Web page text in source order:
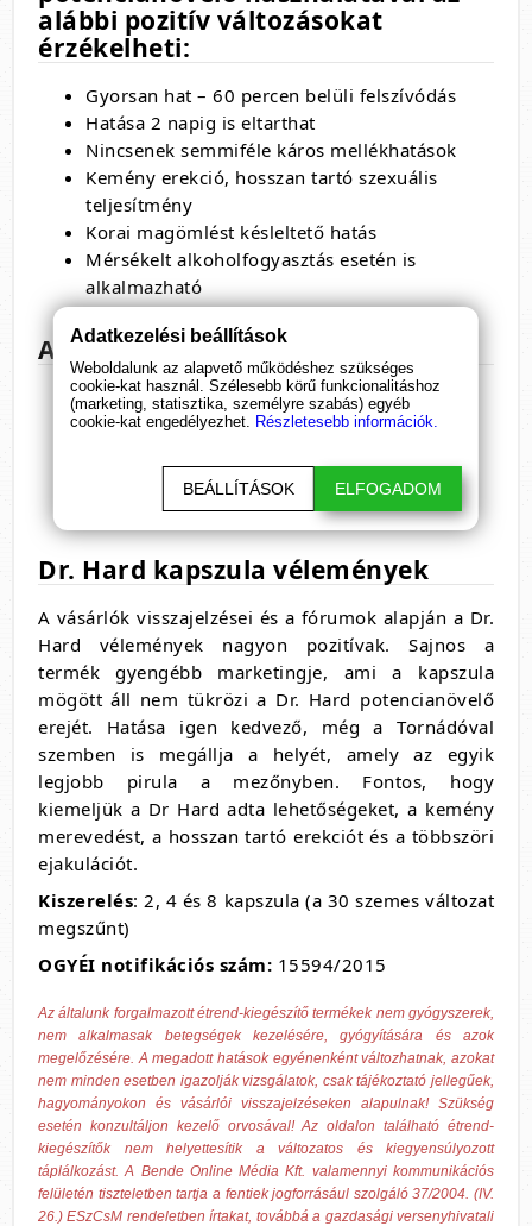
alábbi pozitív változásokat
érzékelheti:
Gyorsan hat – 60 percen belüli felszívódás
Hatása 2 napig is eltarthat
Nincsenek semmiféle káros mellékhatások
Kemény erekció, hosszan tartó szexuális
teljesítmény
Korai magömlést késleltető hatás
Mérsékelt alkoholfogyasztás esetén is
alkalmazható
A Dr Hard összetevői:
Ginzeng (Panax Ginseng) - 100mg
Barnamustár (Brassica Juncea) - 80mg
Fahéj (Cinnamomum Cassia) - 40mg
Golgotavirág (Passiflora Incarnata) - 30mg
Dr. Hard kapszula vélemények
A vásárlók visszajelzései és a fórumok alapján a Dr.
Hard vélemények nagyon pozitívak. Sajnos a
termék gyengébb marketingje, ami a kapszula
mögött áll nem tükrözi a Dr. Hard potencianövelő
erejét. Hatása igen kedvező, még a Tornádóval
szemben is megállja a helyét, amely az egyik
legjobb pirula a mezőnyben. Fontos, hogy
kiemeljük a Dr Hard adta lehetőségeket, a kemény
merevedést, a hosszan tartó erekciót és a többszöri
ejakulációt.
Kiszerelés: 2, 4 és 8 kapszula (a 30 szemes változat
megszűnt)
OGYÉI notifikációs szám: 15594/2015
Az általunk forgalmazott étrend-kiegészítő termékek nem gyógyszerek,
nem alkalmasak betegségek kezelésére, gyógyítására és azok
megelőzésére. A megadott hatások egyénenként változhatnak, azokat
nem minden esetben igazolják vizsgálatok, csak tájékoztató jellegűek,
hagyományokon és vásárlói visszajelzéseken alapulnak! Szükség
esetén konzultáljon kezelő orvosával! Az oldalon található étrend-
kiegészítők nem helyettesítik a változatos és kiegyensúlyozott
táplálkozást. A Bende Online Média Kft. valamennyi kommunikációs
felületén tiszteletben tartja a fentiek jogforrásául szolgáló 37/2004. (IV.
26.) ESzCsM rendeletben írtakat, továbbá a gazdasági versenyhivatali
Adatkezelési beállítások
Weboldalunk az alapvető működéshez szükséges
cookie-kat használ. Szélesebb körű funkcionalitáshoz
(marketing, statisztika, személyre szabás) egyéb
cookie-kat engedélyezhet. Részletesebb információk.
BEÁLLÍTÁSOK ELFOGADOM